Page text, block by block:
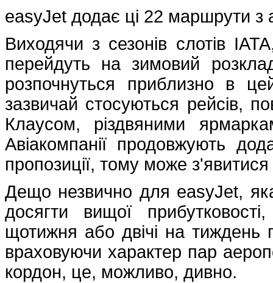
easyJet додає ці 22 маршрути з
Виходячи з сезонів слотів
перейдуть на зимовий
розпочнуться приблизно в
зазвичай стосуються рейсів,
Клаусом, різдвяними
Авіакомпанії продовжують
пропозиції, тому може
Дещо незвично для easyJet,
досягти вищої
щотижня або двічі на тиждень
враховуючи характер пар
кордон, це, можливо, дивно.